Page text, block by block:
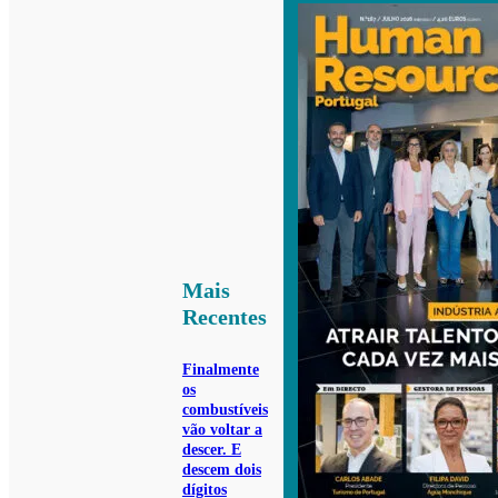
Mais
Recentes
Finalmente
os
combustíveis
vão voltar a
descer. E
descem dois
dígitos